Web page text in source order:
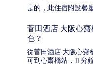
是的，此住宿附設餐廳
菅田酒店 大阪心
色？
從菅田酒店 大阪心齋
可到心齋橋站，11 分